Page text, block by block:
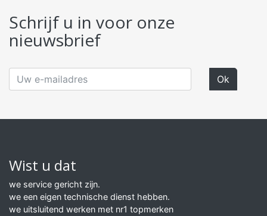
Schrijf u in voor onze
nieuwsbrief
Wist u dat
we service gericht zijn.
we een eigen technische dienst hebben.
we uitsluitend werken met nr1 topmerken